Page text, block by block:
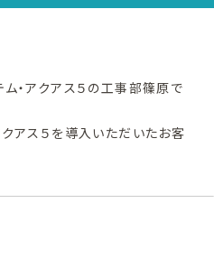
・アクアス５の工事部篠原で
アス５を導入いただいたお客